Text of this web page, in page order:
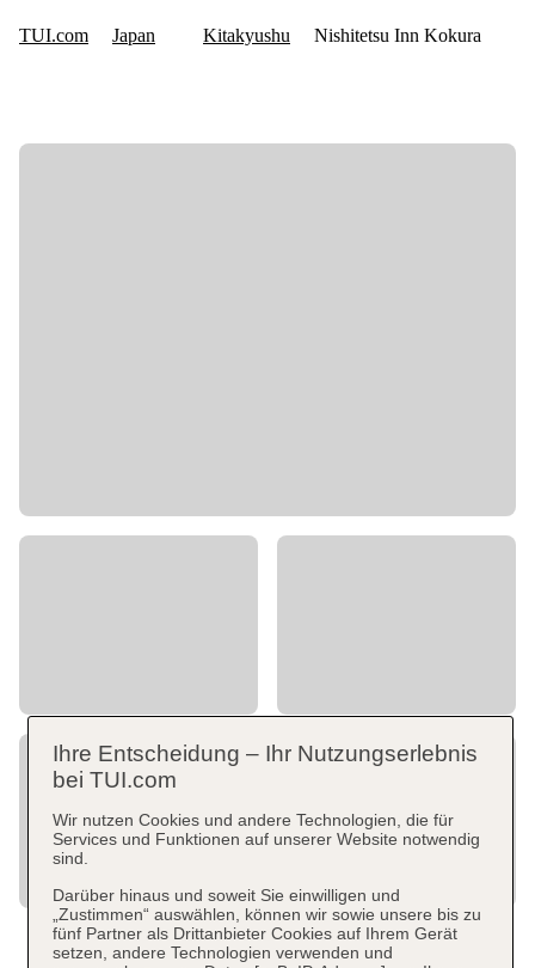
Ihre Entscheidung – Ihr Nutzungserlebnis
bei TUI.com
Wir nutzen Cookies und andere Technologien, die für
Services und Funktionen auf unserer Website notwendig
sind.
Darüber hinaus und soweit Sie einwilligen und
„Zustimmen“ auswählen, können wir sowie unsere bis zu
fünf Partner als Drittanbieter Cookies auf Ihrem Gerät
setzen, andere Technologien verwenden und